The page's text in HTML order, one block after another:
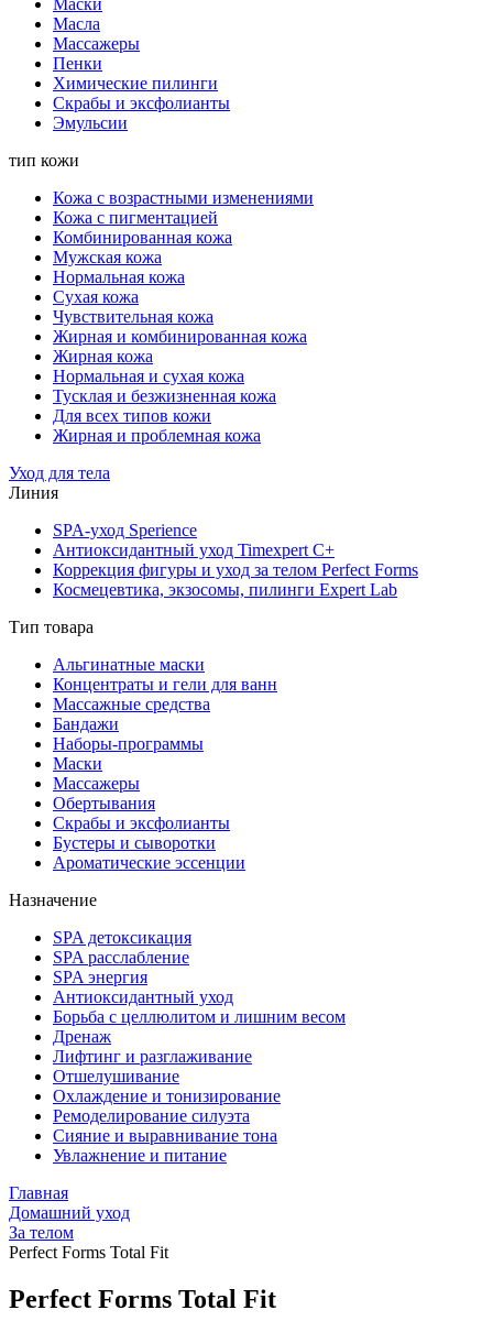
Маски
Масла
Массажеры
Пенки
Химические пилинги
Скрабы и эксфолианты
Эмульсии
тип кожи
Кожа с возрастными изменениями
Кожа с пигментацией
Комбинированная кожа
Мужская кожа
Нормальная кожа
Сухая кожа
Чувствительная кожа
Жирная и комбинированная кожа
Жирная кожа
Нормальная и сухая кожа
Тусклая и безжизненная кожа
Для всех типов кожи
Жирная и проблемная кожа
Уход для тела
Линия
SPA-уход Sperience
Антиоксидантный уход Timexpert C+
Коррекция фигуры и уход за телом Perfect Forms
Космецевтика, экзосомы, пилинги Expert Lab
Тип товара
Альгинатные маски
Концентраты и гели для ванн
Массажные средства
Бандажи
Наборы-программы
Маски
Массажеры
Обертывания
Скрабы и эксфолианты
Бустеры и сыворотки
Ароматические эссенции
Назначение
SPA детоксикация
SPA расслабление
SPA энергия
Антиоксидантный уход
Борьба с целлюлитом и лишним весом
Дренаж
Лифтинг и разглаживание
Отшелушивание
Охлаждение и тонизирование
Ремоделирование силуэта
Сияние и выравнивание тона
Увлажнение и питание
Главная
Домашний уход
За телом
Perfect Forms Total Fit
Perfect Forms Total Fit